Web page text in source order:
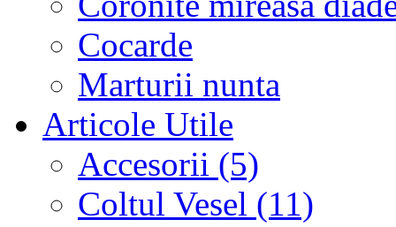
Cocarde
Marturii nunta
Articole Utile
Accesorii (5)
Coltul Vesel (11)